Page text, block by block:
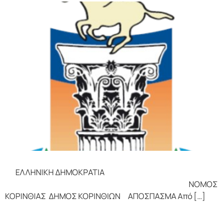
ΕΛΛΗΝΙΚΗ ΔΗΜΟΚΡΑΤΙΑ
ΝΟΜΟΣ
ΚΟΡΙΝΘΙΑΣ ΔΗΜΟΣ ΚΟΡΙΝΘΙΩΝ ΑΠΟΣΠΑΣΜΑ Από […]